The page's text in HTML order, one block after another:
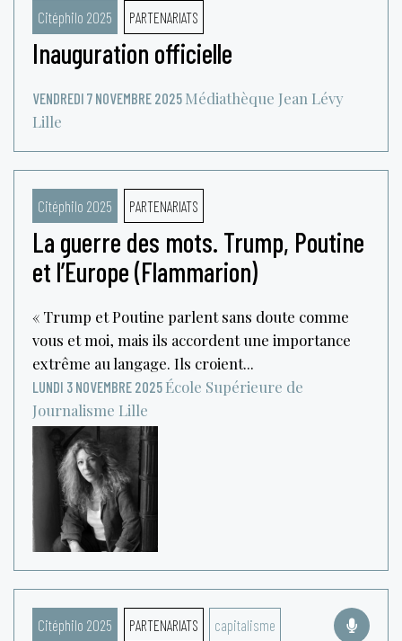
Citéphilo 2025 PARTENARIATS
Inauguration officielle
VENDREDI 7 NOVEMBRE 2025 Médiathèque Jean Lévy
Lille
Citéphilo 2025 PARTENARIATS
La guerre des mots. Trump, Poutine
et l’Europe (Flammarion)
« Trump et Poutine parlent sans doute comme
vous et moi, mais ils accordent une importance
extrême au langage. Ils croient...
LUNDI 3 NOVEMBRE 2025 École Supérieure de
Journalisme Lille
Citéphilo 2025 PARTENARIATS capitalisme